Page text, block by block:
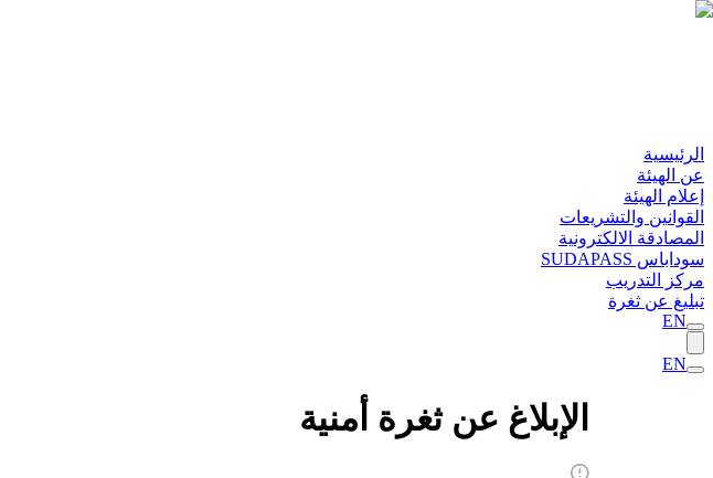
الرئيسية
عن الهيئة
إعلام الهيئة
القوانين والتشريعات
المصادقة الالكترونية
سوداباس SUDAPASS
مركز التدريب
تبليغ عن ثغرة
EN
EN
الإبلاغ عن ثغرة أمنية